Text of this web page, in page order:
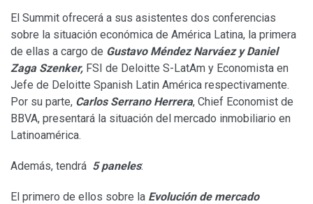
El Summit ofrecerá a sus asistentes dos conferencias
sobre la situación económica de América Latina, la primera
de ellas a cargo de Gustavo Méndez Narváez y Daniel
Zaga Szenker, FSI de Deloitte S-LatAm y Economista en
Jefe de Deloitte Spanish Latin América respectivamente.
Por su parte, Carlos Serrano Herrera, Chief Economist de
BBVA, presentará la situación del mercado inmobiliario en
Latinoamérica.
Además, tendrá 5 paneles:
El primero de ellos sobre la Evolución de mercado